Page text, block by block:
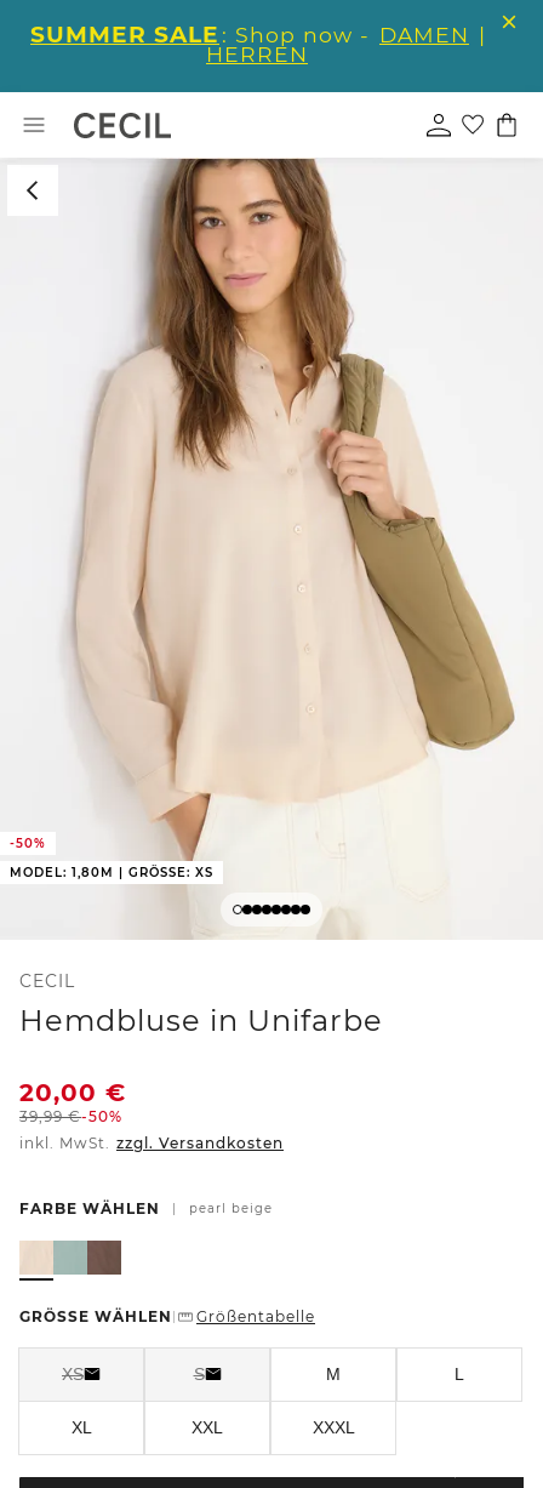
SUMMER SALE : Shop now - DAMEN |
HERREN
-50%
MODEL: 1,80M | GRÖSSE: XS
CECIL
Hemdbluse in Unifarbe
20,00 €
39,99€-50%
inkl. MwSt. zzgl. Versandkosten
FARBE WÄHLEN pearl beige
GRÖSSE WÄHLEN Größentabelle
XS S M L
XL XXL XXXL